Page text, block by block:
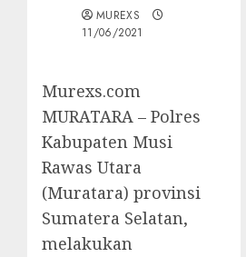
MUREXS
11/06/2021
Murexs.com
MURATARA – Polres
Kabupaten Musi
Rawas Utara
(Muratara) provinsi
Sumatera Selatan,
melakukan